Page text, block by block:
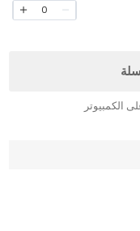
0
الكمبيوتر